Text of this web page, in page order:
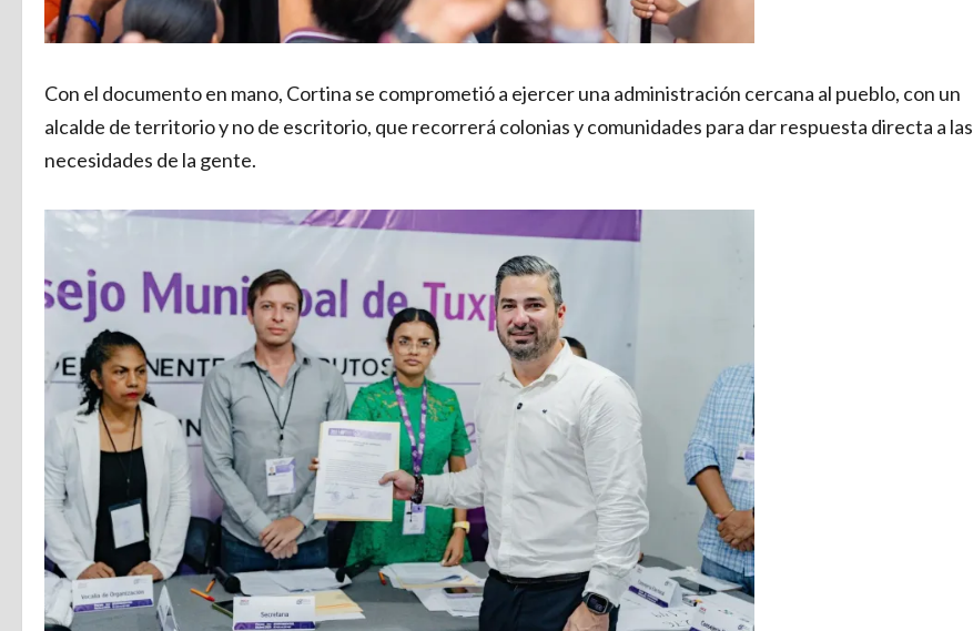
Con el documento en mano, Cortina se comprometió a ejercer una administración cercana al pueblo, con un
alcalde de territorio y no de escritorio, que recorrerá colonias y comunidades para dar respuesta directa a las
necesidades de la gente.